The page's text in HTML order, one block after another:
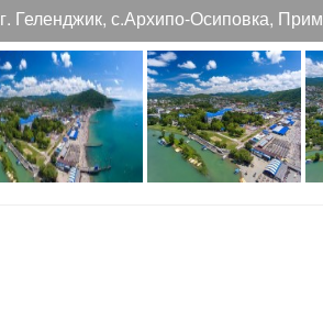
Геленджик, с.Архипо-Осиповка,